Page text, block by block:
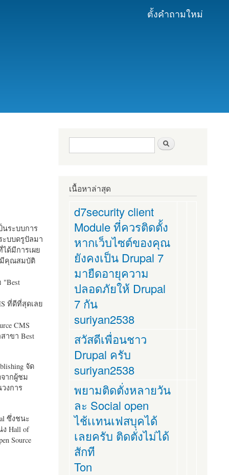
ตั้งคำถามใหม่
นระบบการ
ะบบดรูปัลมา
ด้มีการเผย
มีคุณสมบัติ
"Best
ที่ดีที่สุดเลย
CMS
าขา Best
จัด
ากผู้ชม
งการ
ซึ่งชนะ
Hall of
Source
ฟอร์มค้นหา
เนื้อหาล่าสุด
d7security client
Module ที่ควรติดตั้ง
หากเว็บไซต์ของคุณ
ยังคงเป็น Drupal 7
มายืดอายุความ
ปลอดภัยให้ Drupal
7 กัน
suriyan2538
สวัสดีเพื่อนชาว
Drupal ครับ
suriyan2538
พยามติดตั่งหลายวัน
ละ Social open
ไช้เเทนเฟสบุคได้
เลยครับ ติดตั่งไม่ได้
สักที
Ton